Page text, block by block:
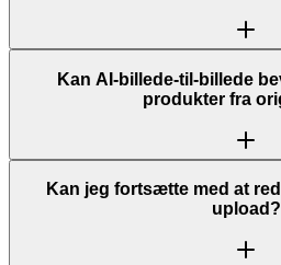
Kan AI-billede-til-billede
produkter fra
Kan jeg fortsætte med at
upload?